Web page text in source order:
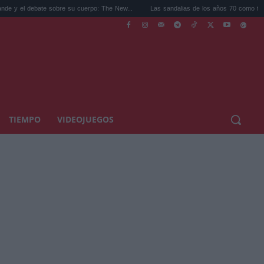
su cuerpo: The New... Las sandalias de los años 70 como tendencia: cómo
TIEMPO VIDEOJUEGOS